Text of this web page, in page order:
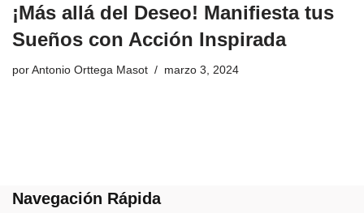
¡Más allá del Deseo! Manifiesta tus
Sueños con Acción Inspirada
por Antonio Orttega Masot marzo 3, 2024
Navegación Rápida